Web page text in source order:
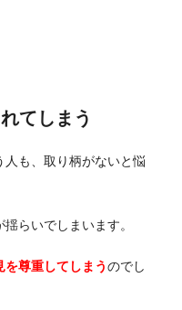
てしまう
人も、取り柄がないと悩
らいでしまいます。
尊重してしまうのでし